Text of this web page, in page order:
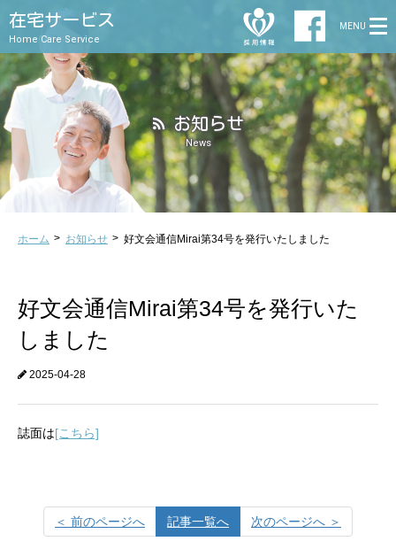
在宅サービス
Home Care Service
MENU
お知らせ
News
ホーム お知らせ 好文会通信Mirai第34号を発行いたしました
好文会通信Mirai第34号を発行いた
しました
2025-04-28
誌面は[こちら]
＜ 前のページへ 記事一覧へ 次のページへ ＞